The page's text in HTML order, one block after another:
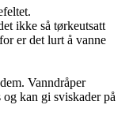
ikke så tørkeutsatt
er det lurt å vanne
Vanndråper
og kan gi sviskader på